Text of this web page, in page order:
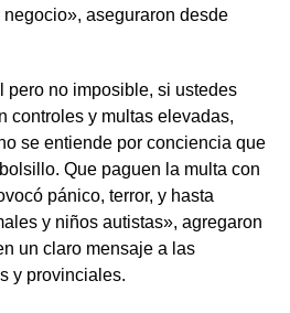
aseguraron desde
pero no imposible, si ustedes
controles y multas elevadas,
se entiende por conciencia que
Que paguen la multa con
pánico, terror, y hasta
y niños autistas», agregaron
un claro mensaje a las
y provinciales.